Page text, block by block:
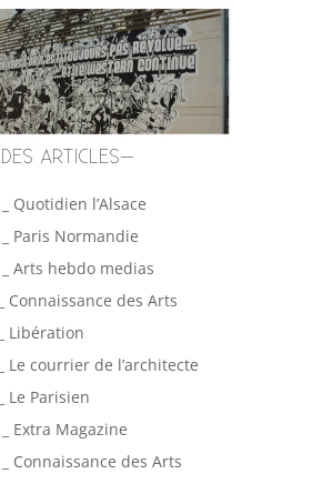
ARTICLES–
Quotidien l’Alsace
Paris Normandie
Arts hebdo medias
Connaissance des Arts
Libération
Le courrier de l’architecte
Le Parisien
Extra Magazine
Connaissance des Arts